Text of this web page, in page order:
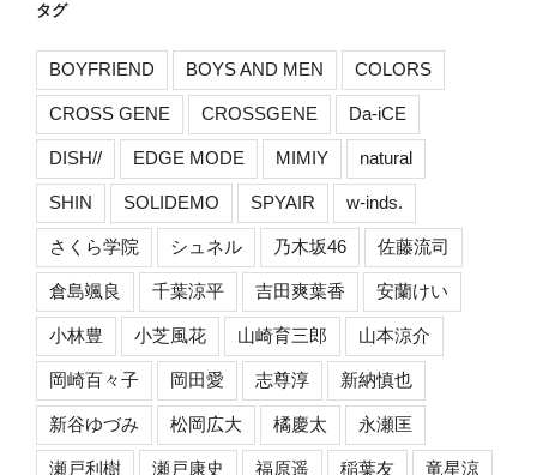
タグ
BOYFRIEND BOYS AND MEN COLORS
CROSS GENE CROSSGENE Da-iCE
DISH// EDGE MODE MIMIY natural
SHIN SOLIDEMO SPYAIR w-inds.
さくら学院 シュネル 乃木坂46 佐藤流司
倉島颯良 千葉涼平 吉田爽葉香 安蘭けい
小林豊 小芝風花 山崎育三郎 山本涼介
岡崎百々子 岡田愛 志尊淳 新納慎也
新谷ゆづみ 松岡広大 橘慶太 永瀬匡
瀬戸利樹 瀬戸康史 福原遥 稲葉友 竜星涼